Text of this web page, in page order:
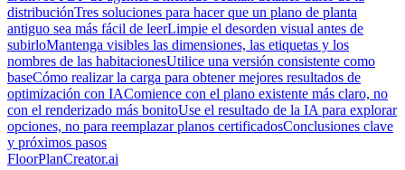
distribuciónTres soluciones para hacer que un plano de planta
antiguo sea más fácil de leerLimpie el desorden visual antes de
subirloMantenga visibles las dimensiones, las etiquetas y los
nombres de las habitacionesUtilice una versión consistente como
baseCómo realizar la carga para obtener mejores resultados de
optimización con IAComience con el plano existente más claro, no
con el renderizado más bonitoUse el resultado de la IA para explorar
opciones, no para reemplazar planos certificadosConclusiones clave
y próximos pasos
FloorPlanCreator.ai